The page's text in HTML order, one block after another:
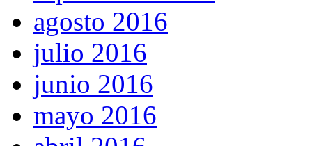
agosto 2016
julio 2016
junio 2016
mayo 2016